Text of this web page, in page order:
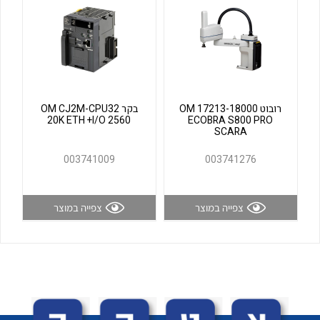
לכל מוצרי היצרן לכל מוצרי היצרן
רובוט OM 17213-18000
ECOBRA S800 PRO
SCARA
003741276
צפייה במוצר
בקר OM CJ2M-CPU32
20K ETH +I/O 2560
003741009
צפייה במוצר